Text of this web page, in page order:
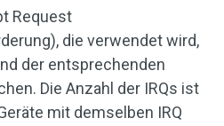
Request
die verwendet wird,
der entsprechenden
Die Anzahl der IRQs ist
mit demselben IRQ